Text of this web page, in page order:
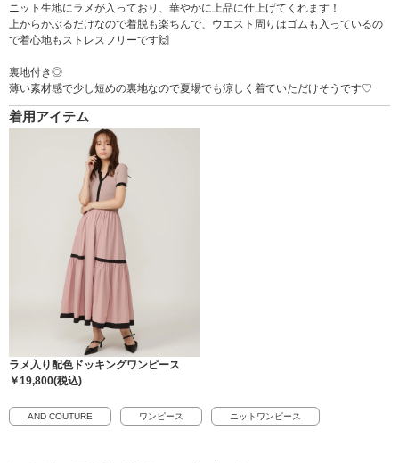
ニット生地にラメが入っており、華やかに上品に仕上げてくれます！
上からかぶるだけなので着脱も楽ちんで、ウエスト周りはゴムも入っているの
で着心地もストレスフリーです🙌
裏地付き◎
薄い素材感で少し短めの裏地なので夏場でも涼しく着ていただけそうです♡
着用アイテム
ラメ入り配色ドッキングワンピース
￥19,800(税込)
AND COUTURE ワンピース ニットワンピース